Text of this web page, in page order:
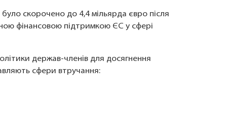
скорочено до 4,4 мільярда євро після
фінансовою підтримкою ЄС у сфері
держав-членів для досягнення
сфери втручання: